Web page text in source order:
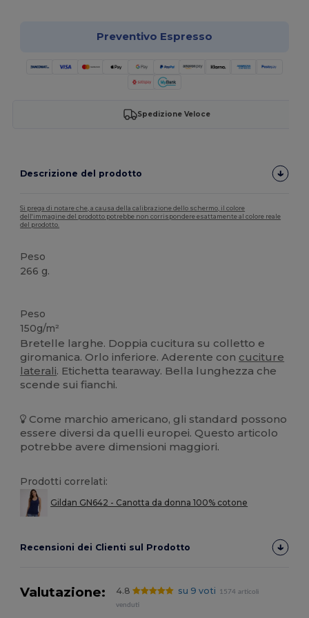
Preventivo Espresso
Spedizione Veloce
Descrizione del prodotto
Si prega di notare che, a causa della calibrazione dello schermo, il colore
dell'immagine del prodotto potrebbe non corrispondere esattamente al colore reale
del prodotto.
Peso
266 g.
Peso
150g/m²
Bretelle larghe. Doppia cucitura su colletto e
giromanica. Orlo inferiore. Aderente con cuciture
laterali. Etichetta tearaway. Bella lunghezza che
scende sui fianchi.
Come marchio americano, gli standard possono
essere diversi da quelli europei. Questo articolo
potrebbe avere dimensioni maggiori.
Prodotti correlati:
Gildan GN642 - Canotta da donna 100% cotone
Recensioni dei Clienti sul Prodotto
Valutazione: 4.8 su 9 voti
1574 articoli
venduti